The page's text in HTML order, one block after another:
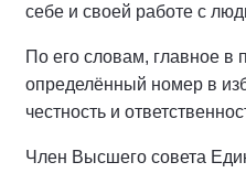
себе и своей работе с
По его словам, главное в
определённый номер в
честность и
Член Высшего совета